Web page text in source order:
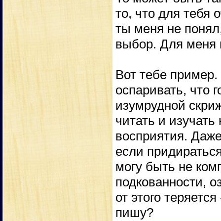
то, что для тебя
ты меня не
выбор. Для меня
Вот тебе
оспаривать, что
изумрудной
читать и
восприятия.
если
могу быть не
подкованности,
от этого
пишу?